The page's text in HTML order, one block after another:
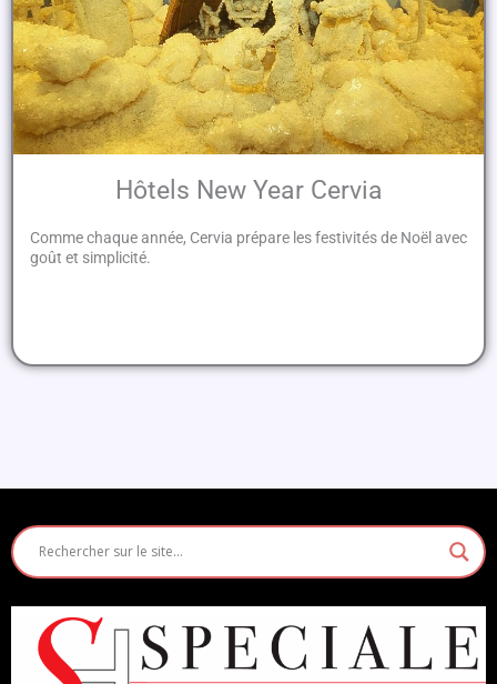
Hôtels New Year Cervia
Comme chaque année, Cervia prépare les festivités de Noël avec
goût et simplicité.